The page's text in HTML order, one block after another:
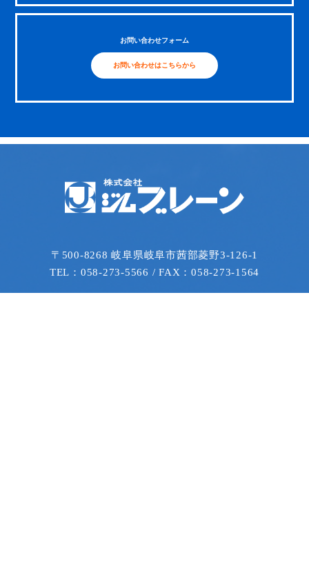
お問い合わせフォーム
お問い合わせはこちらから
〒500-8268 岐阜県岐阜市茜部菱野3-126-1
TEL：058-273-5566 / FAX：058-273-1564